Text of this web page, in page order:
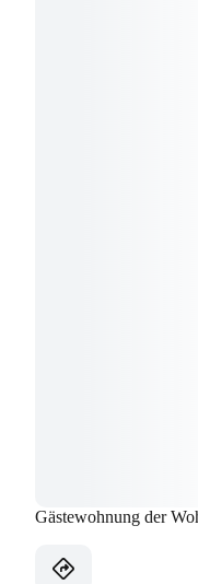
Gästewohnung der